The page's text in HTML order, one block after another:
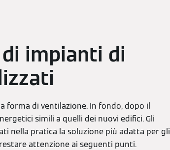
di impianti di
forma di ventilazione. In fondo, dopo il
simili a quelli dei nuovi edifici. Gli
nella pratica la soluzione più adatta per gli
attenzione ai seguenti punti.